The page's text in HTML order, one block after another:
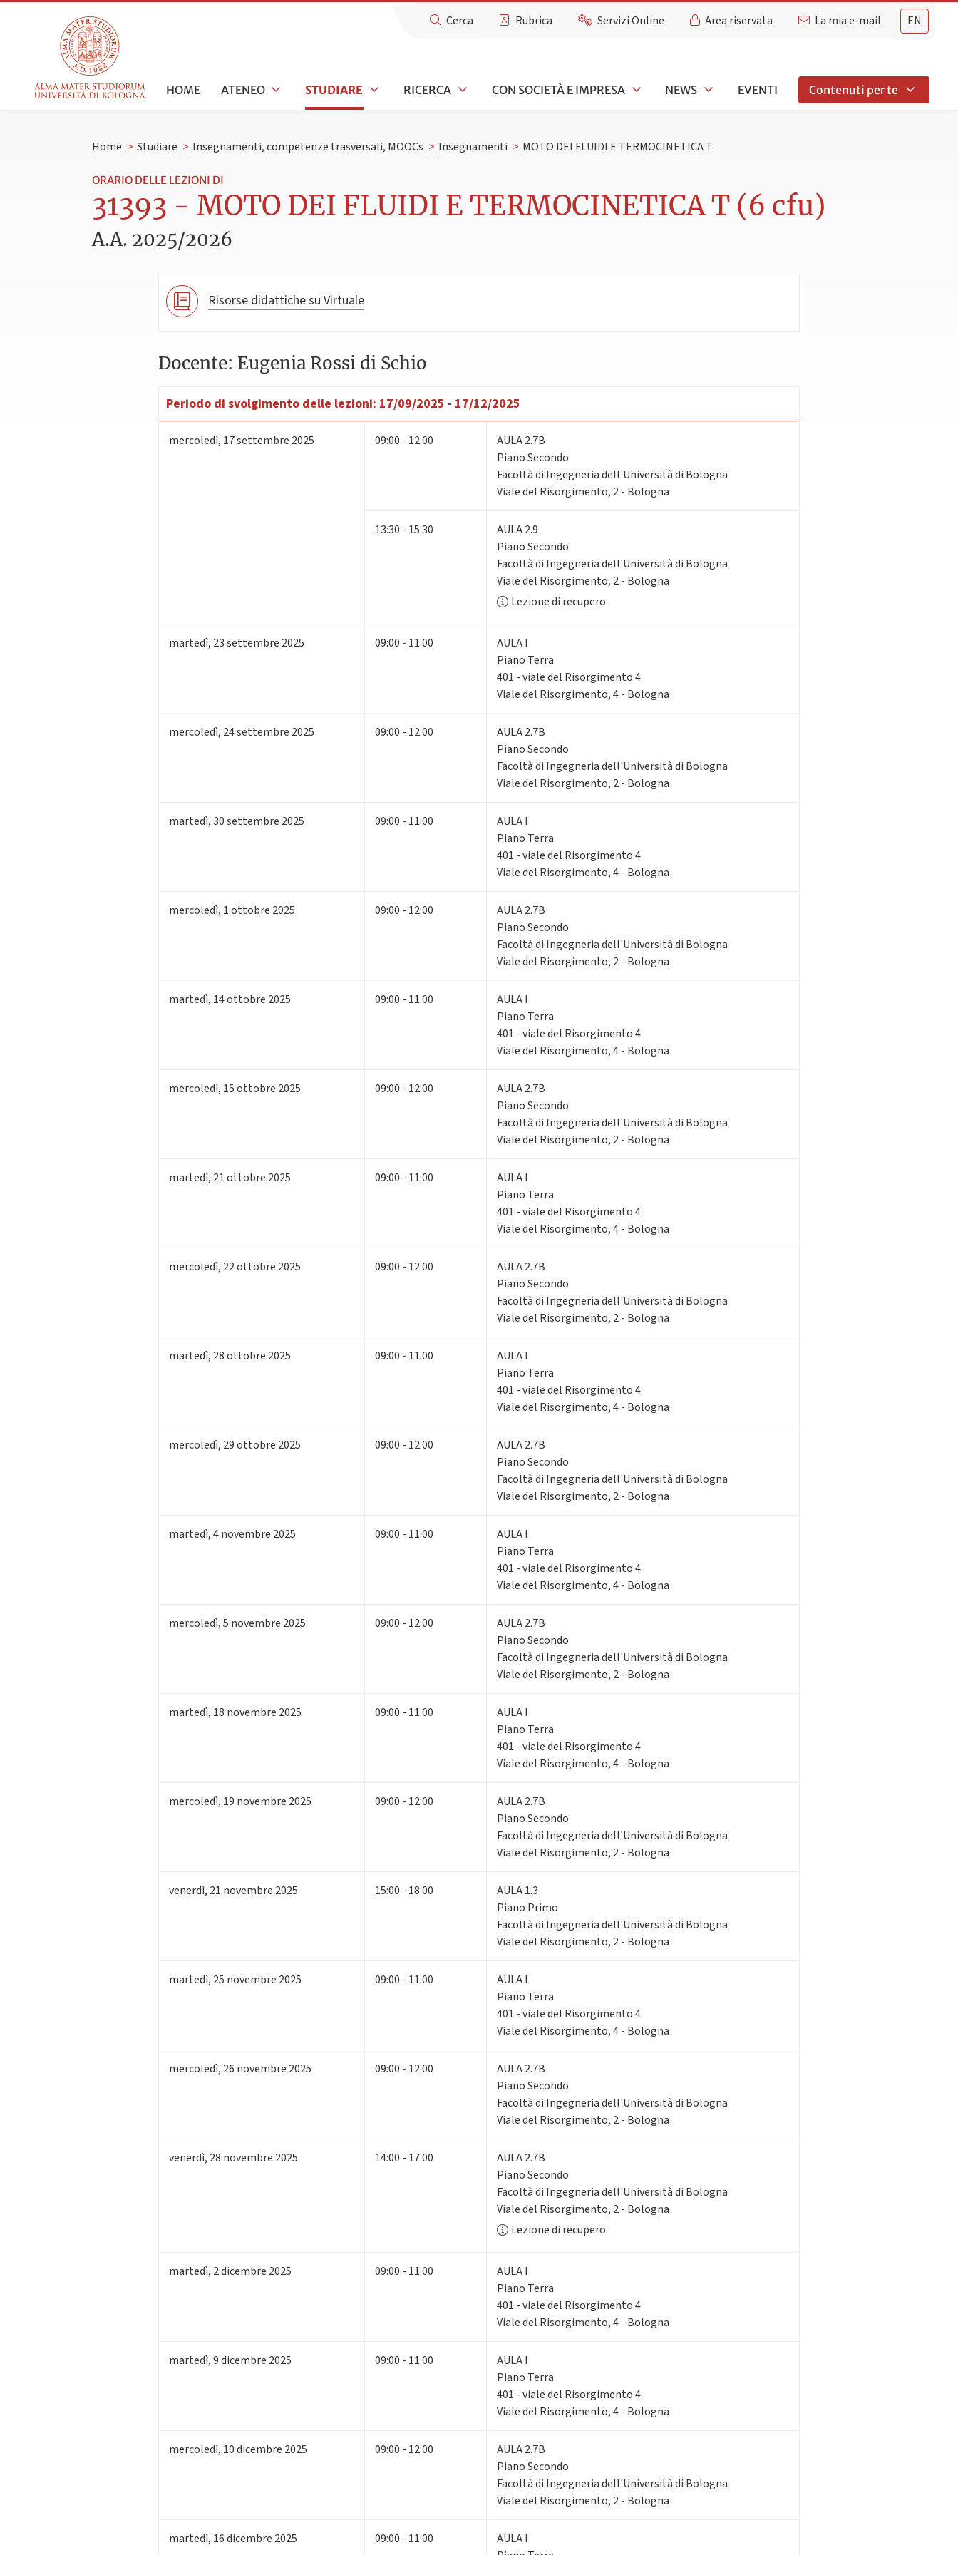
EN
Cerca Rubrica Servizi Online Area riservata La mia e-mail
HOME ATENEO STUDIARE RICERCA CON SOCIETÀ E IMPRESA NEWS EVENTI Contenuti per te
Home > Studiare > Insegnamenti, competenze trasversali, MOOCs > Insegnamenti > MOTO DEI FLUIDI E TERMOCINETICA T
ORARIO DELLE LEZIONI DI
31393 - MOTO DEI FLUIDI E TERMOCINETICA T (6 cfu)
A.A. 2025/2026
Risorse didattiche su Virtuale
Docente: Eugenia Rossi di Schio
Periodo di svolgimento delle lezioni: 17/09/2025 - 17/12/2025
mercoledì, 17settembre 2025 09:00 - 12:00
AULA 2.7B
Piano Secondo
Facoltà di Ingegneria dell'Università di Bologna
Viale del Risorgimento, 2 - Bologna
13:30 - 15:30
AULA 2.9
Piano Secondo
Facoltà di Ingegneria dell'Università di Bologna
Viale del Risorgimento, 2 - Bologna
Lezione di recupero
martedì, 23settembre 2025 09:00 - 11:00
AULA I
Piano Terra
401 - viale del Risorgimento 4
Viale del Risorgimento, 4 - Bologna
mercoledì, 24settembre 2025 09:00 - 12:00
AULA 2.7B
Piano Secondo
Facoltà di Ingegneria dell'Università di Bologna
Viale del Risorgimento, 2 - Bologna
martedì,30settembre 2025 09:00 - 11:00
AULA I
Piano Terra
401 - viale del Risorgimento 4
Viale del Risorgimento, 4 - Bologna
mercoledì, 1ottobre 2025 09:00 - 12:00
AULA 2.7B
Piano Secondo
Facoltà di Ingegneria dell'Università di Bologna
Viale del Risorgimento, 2 - Bologna
martedì, 14ottobre 2025 09:00 - 11:00
AULA I
Piano Terra
401 - viale del Risorgimento 4
Viale del Risorgimento, 4 - Bologna
mercoledì, 15ottobre 2025 09:00 - 12:00
AULA 2.7B
Piano Secondo
Facoltà di Ingegneria dell'Università di Bologna
Viale del Risorgimento, 2 - Bologna
martedì, 21ottobre 2025 09:00 - 11:00
AULA I
Piano Terra
401 - viale del Risorgimento 4
Viale del Risorgimento, 4 - Bologna
mercoledì, 22ottobre 2025 09:00 - 12:00
AULA 2.7B
Piano Secondo
Facoltà di Ingegneria dell'Università di Bologna
Viale del Risorgimento, 2 - Bologna
martedì, 28ottobre 2025 09:00 - 11:00
AULA I
Piano Terra
401 - viale del Risorgimento 4
Viale del Risorgimento, 4 - Bologna
mercoledì, 29ottobre 2025 09:00 - 12:00
AULA 2.7B
Piano Secondo
Facoltà di Ingegneria dell'Università di Bologna
Viale del Risorgimento, 2 - Bologna
martedì,4novembre 2025 09:00 - 11:00
AULA I
Piano Terra
401 - viale del Risorgimento 4
Viale del Risorgimento, 4 - Bologna
mercoledì,5 novembre 2025 09:00 - 12:00
AULA 2.7B
Piano Secondo
Facoltà di Ingegneria dell'Università di Bologna
Viale del Risorgimento, 2 - Bologna
martedì, 18 novembre 2025 09:00 - 11:00
AULA I
Piano Terra
401 - viale del Risorgimento 4
Viale del Risorgimento, 4 - Bologna
mercoledì, 19 novembre 2025 09:00 - 12:00
AULA 2.7B
Piano Secondo
Facoltà di Ingegneria dell'Università di Bologna
Viale del Risorgimento, 2 - Bologna
venerdì, 21 novembre 2025 15:00 - 18:00
AULA 1.3
Piano Primo
Facoltà di Ingegneria dell'Università di Bologna
Viale del Risorgimento, 2 - Bologna
martedì, 25 novembre 2025 09:00 - 11:00
AULA I
Piano Terra
401 - viale del Risorgimento 4
Viale del Risorgimento, 4 - Bologna
mercoledì, 26 novembre 2025 09:00 - 12:00
AULA 2.7B
Piano Secondo
Facoltà di Ingegneria dell'Università di Bologna
Viale del Risorgimento, 2 - Bologna
venerdì, 28 novembre 2025 14:00 - 17:00
AULA 2.7B
Piano Secondo
Facoltà di Ingegneria dell'Università di Bologna
Viale del Risorgimento, 2 - Bologna
Lezione di recupero
martedì, 2dicembre 2025 09:00 - 11:00
AULA I
Piano Terra
401 - viale del Risorgimento 4
Viale del Risorgimento, 4 - Bologna
martedì,9dicembre 2025 09:00 - 11:00
AULA I
Piano Terra
401 - viale del Risorgimento 4
Viale del Risorgimento, 4 - Bologna
mercoledì, 10dicembre 2025 09:00 - 12:00
AULA 2.7B
Piano Secondo
Facoltà di Ingegneria dell'Università di Bologna
Viale del Risorgimento, 2 - Bologna
martedì, 16dicembre 2025 09:00 - 11:00
AULA I